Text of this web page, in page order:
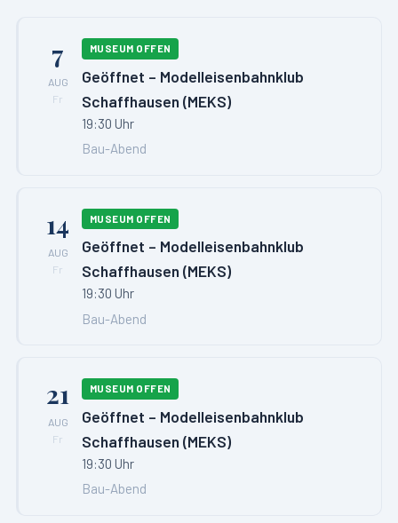
7
AUG
Fr
MUSEUM OFFEN
Geöffnet – Modelleisenbahnklub
Schaffhausen (MEKS)
19:30 Uhr
Bau-Abend
14
AUG
Fr
MUSEUM OFFEN
Geöffnet – Modelleisenbahnklub
Schaffhausen (MEKS)
19:30 Uhr
Bau-Abend
21
AUG
Fr
MUSEUM OFFEN
Geöffnet – Modelleisenbahnklub
Schaffhausen (MEKS)
19:30 Uhr
Bau-Abend